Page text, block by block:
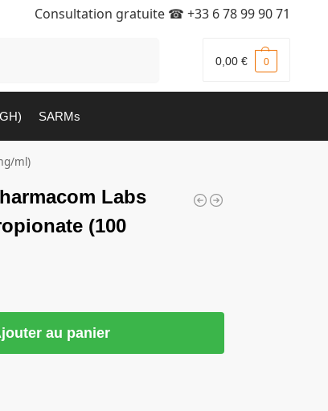
Consultation gratuite ☎ +33 6 78 99 90 71
0,00 € 0
SARMs
ml)
Labs
(100
au panier